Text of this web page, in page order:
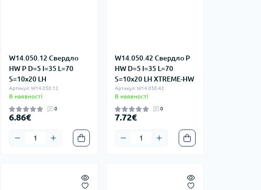
W14.050.12 Свердло
HW P D=5 I=35 L=70
S=10x20 LH
Артикул: W14.050.12
В наявності
0
6.86€
W14.050.42 Свердло P
HW D=5 I=35 L=70
S=10x20 LH XTREME-HW
Артикул: W14.050.42
В наявності
0
7.72€